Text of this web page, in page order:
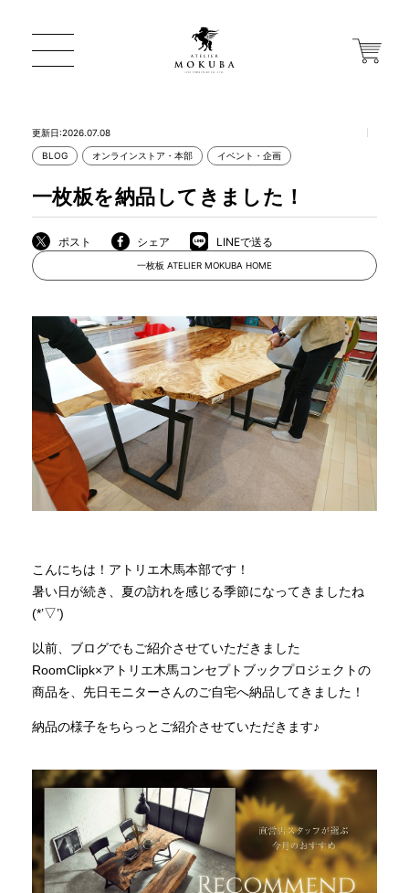
店舗から探す
MOKUBA について
商品情報
直営店
WEBカタログ
全商品一覧
納品事例
INFORMATION
更新日:2026.07.08
BLOG オンラインストア・本部 イベント・企画
一枚板を納品してきました！
ポスト シェア LINEで送る
一枚板 ATELIER MOKUBA HOME
こんにちは！アトリエ木馬本部です！
暑い日が続き、夏の訪れを感じる季節になってきましたね
(*’▽’)
以前、ブログでもご紹介させていただきました
RoomClipk×アトリエ木馬コンセプトブックプロジェクトの
商品を、先日モニターさんのご自宅へ納品してきました！
納品の様子をちらっとご紹介させていただきます♪